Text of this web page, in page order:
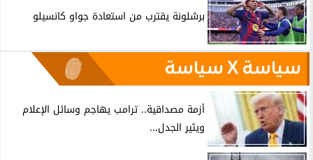
برشلونة يقترب من استعادة جواو كانسيلو
سياسة X سياسة
أزمة مصداقية.. ترامب يهاجم وسائل الإعلام
ويثير الجدل...